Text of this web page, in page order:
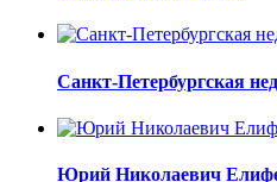
Санкт-Петербургская
Юрий Николаевич